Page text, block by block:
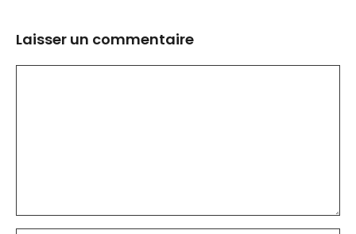
Laisser un commentaire